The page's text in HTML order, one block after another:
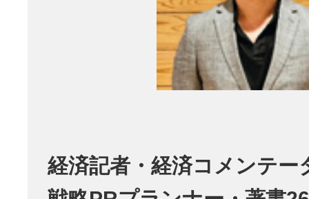
経済記者・経済コメンテー